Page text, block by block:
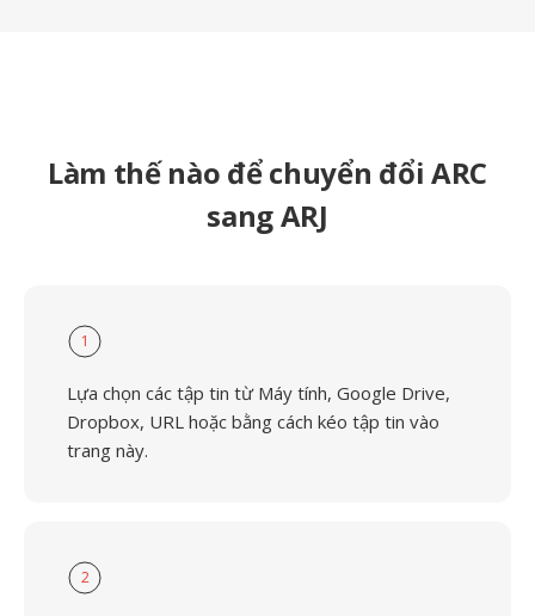
Làm thế nào để chuyển đổi ARC
sang ARJ
1
Lựa chọn các tập tin từ Máy tính, Google Drive,
Dropbox, URL hoặc bằng cách kéo tập tin vào
trang này.
2